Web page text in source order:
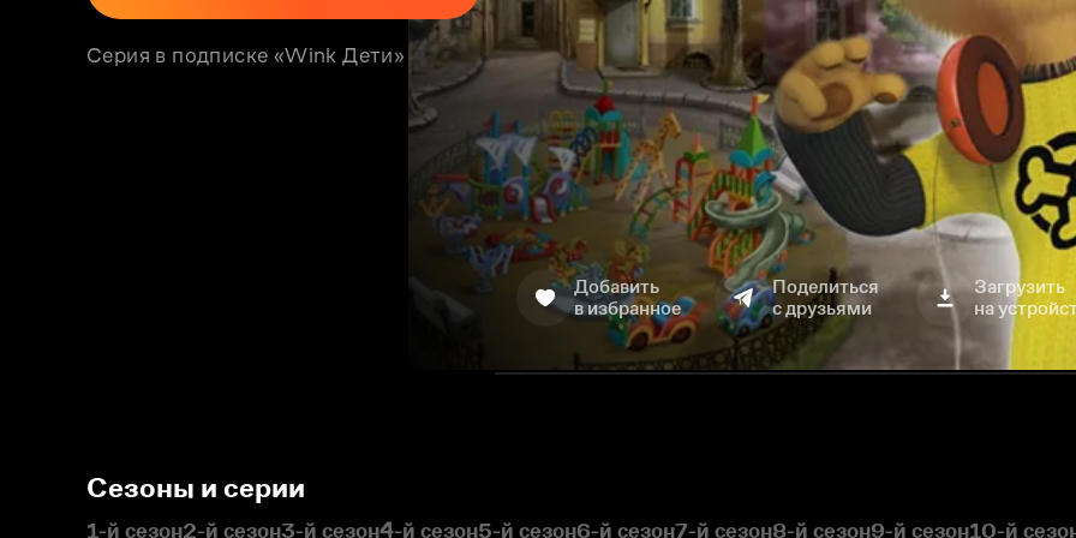
Серия в подписке «Wink Дети»
Добавить
в избранное
Поделиться
с друзьями
Загрузить
на
Сезоны и серии
1-й сезон2-й сезон3-й сезон4-й сезон5-й сезон6-й сезон7-й сезон8-й сезон9-й сезон10-й